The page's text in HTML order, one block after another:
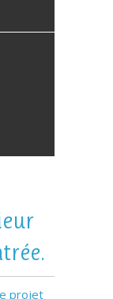
projet